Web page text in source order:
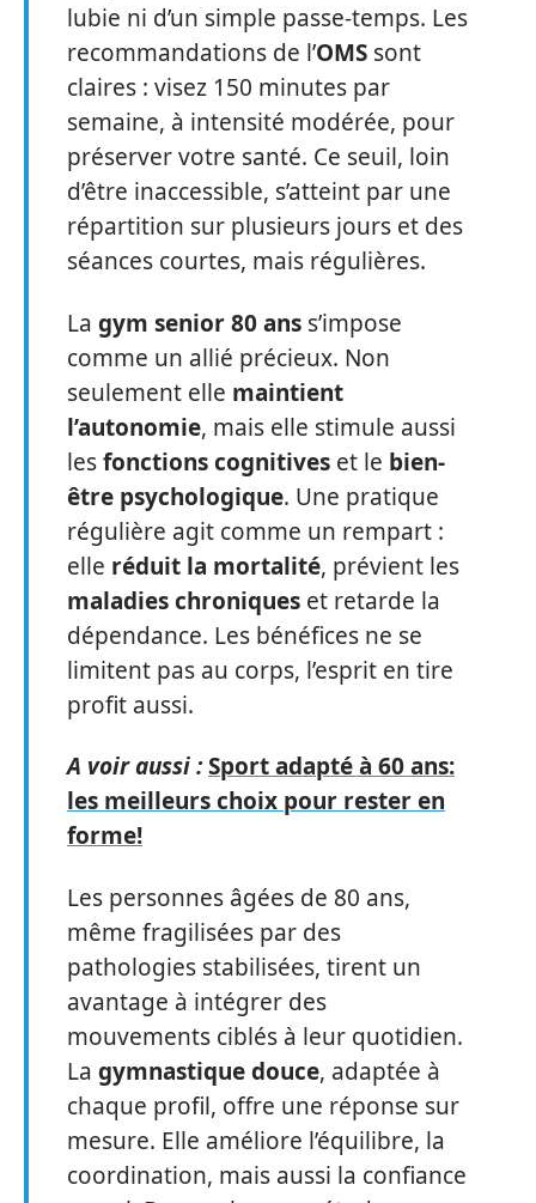
lubie ni d’un simple passe-temps. Les
recommandations de l’OMS sont
claires : visez 150 minutes par
semaine, à intensité modérée, pour
préserver votre santé. Ce seuil, loin
d’être inaccessible, s’atteint par une
répartition sur plusieurs jours et des
séances courtes, mais régulières.
La gym senior 80 ans s’impose
comme un allié précieux. Non
seulement elle maintient
l’autonomie, mais elle stimule aussi
lesfonctions cognitives et le bien-
être psychologique. Une pratique
régulière agit comme un rempart :
elle réduit la mortalité, prévient les
maladies chroniques et retarde la
dépendance. Les bénéfices ne se
limitent pas au corps, l’esprit en tire
profit aussi.
A voir aussi :Sport adapté à 60 ans:
les meilleurs choix pour rester en
forme!
Les personnes âgées de 80 ans,
même fragilisées par des
pathologies stabilisées, tirent un
avantage à intégrer des
mouvements ciblés à leur quotidien.
La gymnastique douce, adaptée à
chaque profil, offre une réponse sur
mesure. Elle améliore l’équilibre, la
coordination, mais aussi la confiance